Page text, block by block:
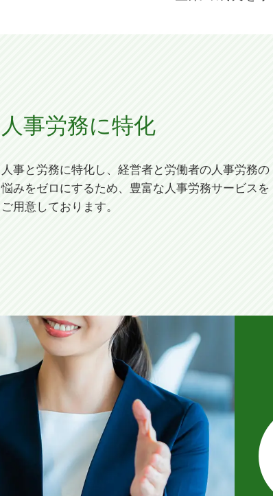
人事労務に特化
人事と労務に特化し、経営者と労働者の人事労務の
悩みをゼロにするため、豊富な人事労務サービスを
ご用意しております。